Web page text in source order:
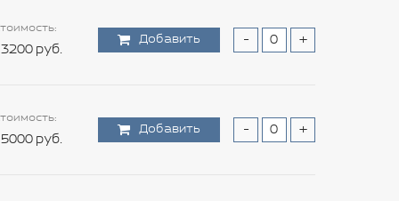
руб.
Добавить - +
руб.
Добавить - +